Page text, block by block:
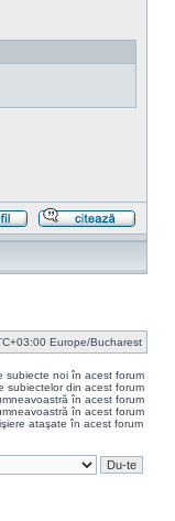
cu
Profil
Europe/Bucharest
subiecte noi în acest forum
subiectelor din acest forum
în acest forum
în acest forum
ataşate în acest forum